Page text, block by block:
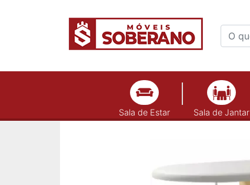
Sala de Estar Sala de Jantar